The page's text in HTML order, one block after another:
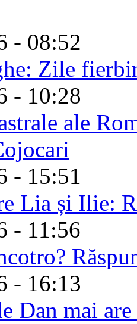
- 08:52
Zile
- 10:28
ale
- 15:51
Lia și Ilie:
- 11:56
- 16:13
Dan mai